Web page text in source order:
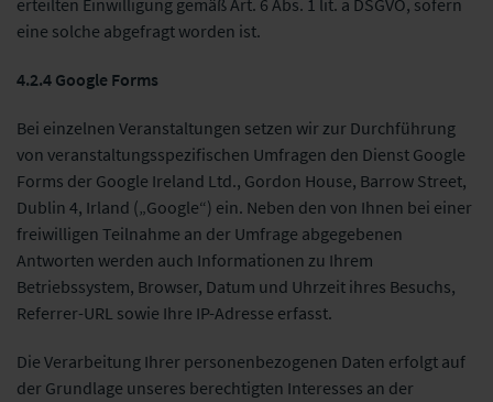
erteilten Einwilligung gemäß Art. 6 Abs. 1 lit. a DSGVO, sofern
eine solche abgefragt worden ist.
4.2.4 Google Forms
Bei einzelnen Veranstaltungen setzen wir zur Durchführung
von veranstaltungsspezifischen Umfragen den Dienst Google
Forms der Google Ireland Ltd., Gordon House, Barrow Street,
Dublin 4, Irland („Google“) ein. Neben den von Ihnen bei einer
freiwilligen Teilnahme an der Umfrage abgegebenen
Antworten werden auch Informationen zu Ihrem
Betriebssystem, Browser, Datum und Uhrzeit ihres Besuchs,
Referrer-URL sowie Ihre IP-Adresse erfasst.
Die Verarbeitung Ihrer personenbezogenen Daten erfolgt auf
der Grundlage unseres berechtigten Interesses an der